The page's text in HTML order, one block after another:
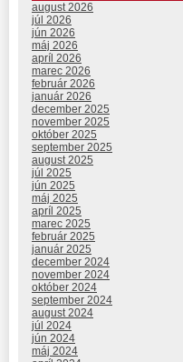
august 2026
júl 2026
jún 2026
máj 2026
apríl 2026
marec 2026
február 2026
január 2026
december 2025
november 2025
október 2025
september 2025
august 2025
júl 2025
jún 2025
máj 2025
apríl 2025
marec 2025
február 2025
január 2025
december 2024
november 2024
október 2024
september 2024
august 2024
júl 2024
jún 2024
máj 2024